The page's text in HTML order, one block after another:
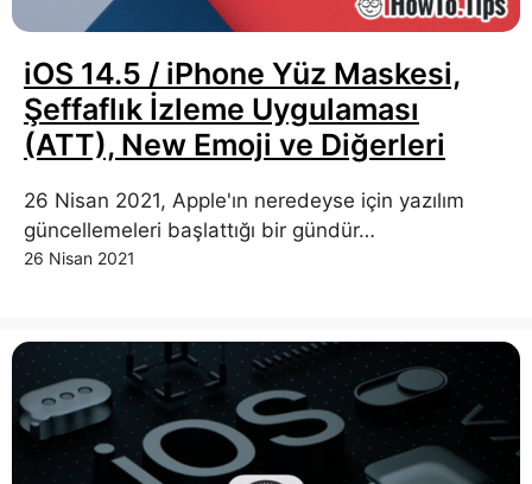
iOS 14.5 / iPhone Yüz Maskesi,
Şeffaflık İzleme Uygulaması
(ATT), New Emoji ve Diğerleri
26 Nisan 2021, Apple'ın neredeyse için yazılım
güncellemeleri başlattığı bir gündür…
26 Nisan 2021